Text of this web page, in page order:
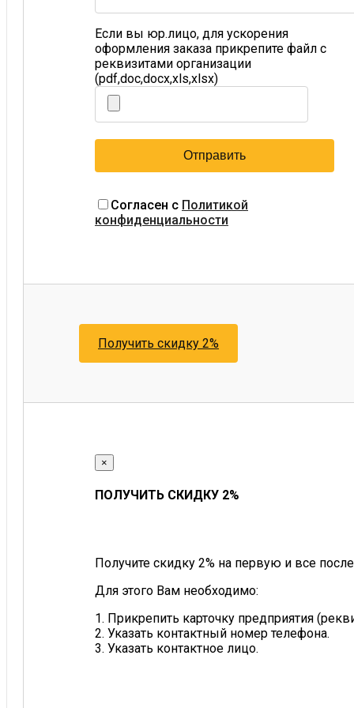
Если вы юр.лицо, для ускорения
оформления заказа прикрепите файл с
реквизитами организации
(pdf,doc,docx,xls,xlsx)
Согласен с Политикой
конфиденциальности
Получить скидку 2%
×
ПОЛУЧИТЬ СКИДКУ 2%
Получите скидку 2% на первую и все
Для этого Вам необходимо:
1. Прикрепить карточку предприятия
2. Указать контактный номер телефона.
3. Указать контактное лицо.